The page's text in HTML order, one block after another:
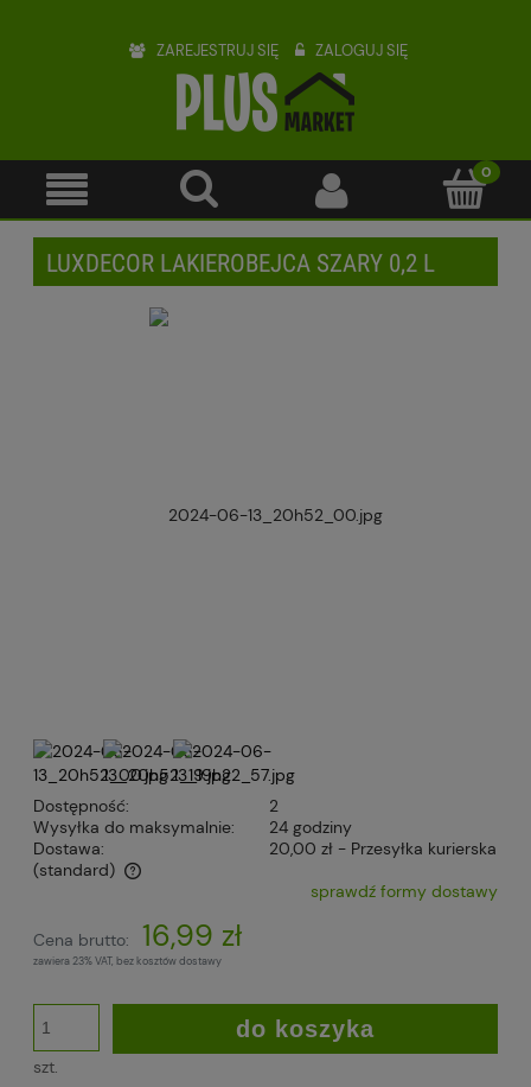
ZAREJESTRUJ SIĘ ZALOGUJ SIĘ
LUXDECOR LAKIEROBEJCA SZARY 0,2 L
Dostępność:
2
Wysyłka do maksymalnie:
24 godziny
Dostawa:
20,00 zł - Przesyłka kurierska
(standard)
Cena nie zawiera ewentualnych kosztów płatnościsprawdź formy dostawy
Cena brutto: 16,99 zł
zawiera 23% VAT, bez kosztów dostawy
szt.
do koszyka